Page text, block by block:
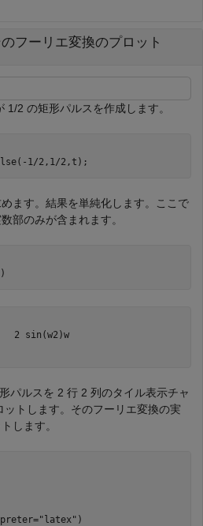
フーリエ変換のプロット
1/2 の矩形パルスを作成します。
1/2,1/2,t);
ます。結果を単純化します。ここで
部のみが含まれます。
2
sin (w2 )w
パルスを 2 行 2 列のタイル表示チャ
ットします。そのフーリエ変換の実
します。
"latex" )